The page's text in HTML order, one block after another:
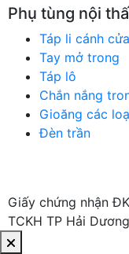
Phụ tùng nội
Táp li cánh cửa
Tay mở trong
Táp lô
Chắn nắng
Gioăng các
Đèn trần
Giấy chứng nhận
TCKH TP Hải